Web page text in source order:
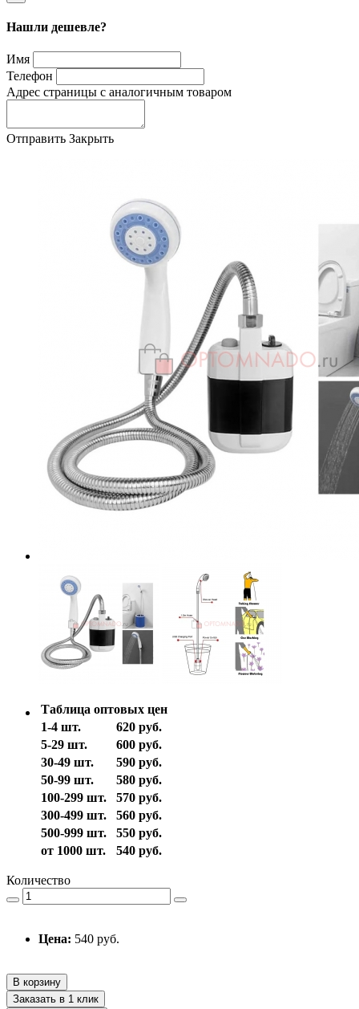
Нашли дешевле?
Имя
Телефон
Адрес страницы с аналогичным товаром
Отправить Закрыть
Таблица оптовых цен
1-4 шт.
620 руб.
5-29 шт.
600 руб.
30-49 шт.
590 руб.
50-99 шт.
580 руб.
100-299 шт.
570 руб.
300-499 шт.
560 руб.
500-999 шт.
550 руб.
от 1000 шт.
540 руб.
Количество
Цена: 540 руб.
В корзину
Заказать в 1 клик